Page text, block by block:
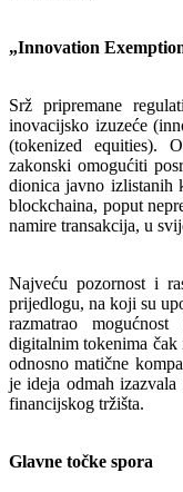
„Innovation
Srž pripremane
inovacijsko izuzeće
(tokenized equities).
zakonski omogućiti
dionica javno izlistanih
blockchaina, poput
namire transakcija, u
Najveću pozornost i
prijedlogu, na koji su
razmatrao
digitalnim tokenima čak
odnosno matične
je ideja odmah
financijskog tržišta.
Glavne točke spora